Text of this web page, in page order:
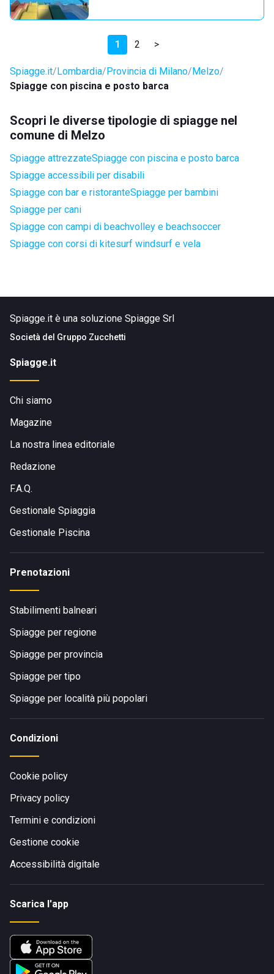
1 2 >
Spiagge.it Lombardia Provincia di Milano Melzo
Spiagge con piscina e posto barca
Scopri le diverse tipologie di spiagge nel
comune di Melzo
Spiagge attrezzateSpiagge con piscina e posto barca
Spiagge accessibili per disabili
Spiagge con bar e ristoranteSpiagge per bambini
Spiagge per cani
Spiagge con campi di beachvolley e beachsoccer
Spiagge con corsi di kitesurf windsurf e vela
Spiagge.it è una soluzione Spiagge Srl
Società del Gruppo Zucchetti
Spiagge.it
Chi siamo
Magazine
La nostra linea editoriale
Redazione
F.A.Q.
Gestionale Spiaggia
Gestionale Piscina
Prenotazioni
Stabilimenti balneari
Spiagge per regione
Spiagge per provincia
Spiagge per tipo
Spiagge per località più popolari
Condizioni
Cookie policy
Privacy policy
Termini e condizioni
Gestione cookie
Accessibilità digitale
Scarica l'app